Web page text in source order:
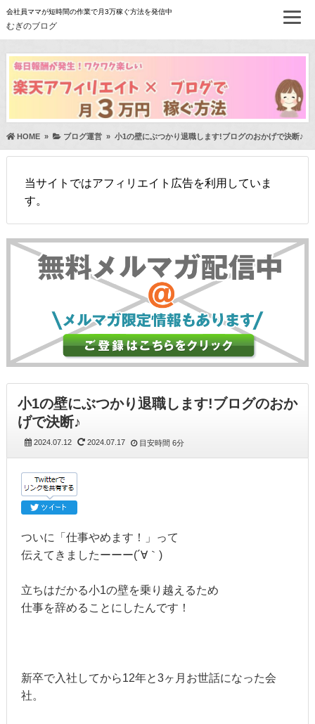
会社員ママが短時間の作業で月3万稼ぐ方法を発信中
むぎのブログ
HOME» ブログ運営» 小1の壁にぶつかり退職します!ブログのおかげで決断♪
当サイトではアフィリエイト広告を利用していま
す。
小1の壁にぶつかり退職します!ブログのおか
げで決断♪
2024.07.12 2024.07.17 目安時間 6分
ついに「仕事やめます！」って
伝えてきましたーーー(´∀｀)
立ちはだかる小1の壁を乗り越えるため
仕事を辞めることにしたんです！
新卒で入社してから12年と3ヶ月お世話になった会
社。